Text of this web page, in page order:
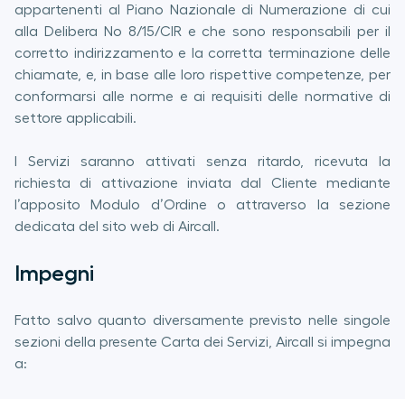
appartenenti al Piano Nazionale di Numerazione di cui
alla Delibera No 8/15/CIR e che sono responsabili per il
corretto indirizzamento e la corretta terminazione delle
chiamate, e, in base alle loro rispettive competenze, per
conformarsi alle norme e ai requisiti delle normative di
settore applicabili.
I Servizi saranno attivati senza ritardo, ricevuta la
richiesta di attivazione inviata dal Cliente mediante
l’apposito Modulo d’Ordine o attraverso la sezione
dedicata del sito web di Aircall.
Impegni
Fatto salvo quanto diversamente previsto nelle singole
sezioni della presente Carta dei Servizi, Aircall si impegna
a: